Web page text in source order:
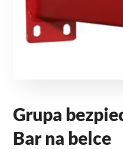
Grupa
Bar na belce